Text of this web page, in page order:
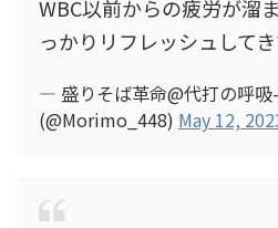
WBC以前からの疲労が溜
っかりリフレッシュして
— 盛りそば革命@代打の呼吸
(@Morimo_448) May 12,